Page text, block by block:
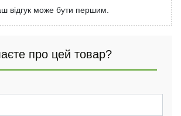
відгук може бути першим.
про цей товар?